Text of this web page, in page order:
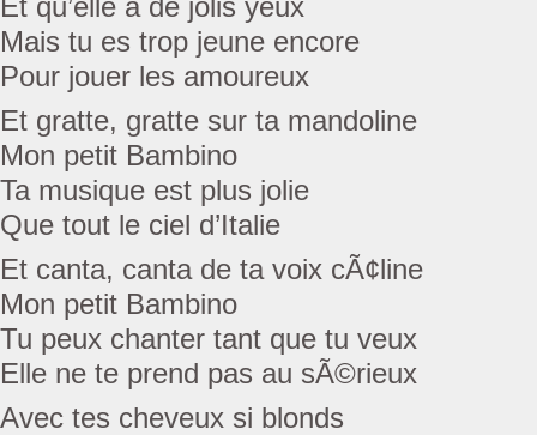
Et qu’elle a de jolis yeux
Mais tu es trop jeune encore
Pour jouer les amoureux
Et gratte, gratte sur ta mandoline
Mon petit Bambino
Ta musique est plus jolie
Que tout le ciel d’Italie
Et canta, canta de ta voix cÃ¢line
Mon petit Bambino
Tu peux chanter tant que tu veux
Elle ne te prend pas au sÃ©rieux
Avec tes cheveux si blonds